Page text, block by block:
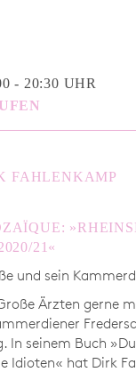
- 20:30 UHR
FAHLENKAMP
21«
und sein
Ärzten gerne
In seinem Buch
Idioten« hat Dirk